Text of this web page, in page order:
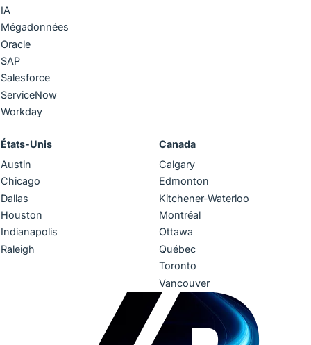
IA
Mégadonnées
Oracle
SAP
Salesforce
ServiceNow
Workday
États-Unis
Austin
Chicago
Dallas
Houston
Indianapolis
Raleigh
Canada
Calgary
Edmonton
Kitchener-Waterloo
Montréal
Ottawa
Québec
Toronto
Vancouver